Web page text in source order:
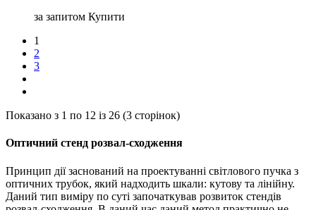
за запитом Купити
1
2
3
Показано з 1 по 12 із 26 (3 сторінок)
Оптичний стенд розвал-сходження
Принцип дії заснований на проектуванні світлового пучка з
оптичних трубок, який надходить шкали: кутову та лінійну.
Даний тип виміру по суті започаткував розвиток стендів